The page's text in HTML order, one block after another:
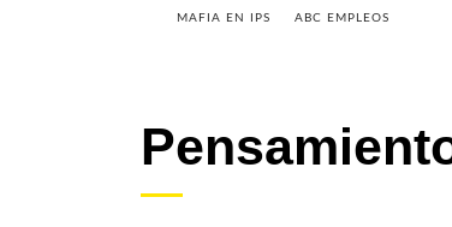
MAFIA EN IPS ABC EMPLEOS